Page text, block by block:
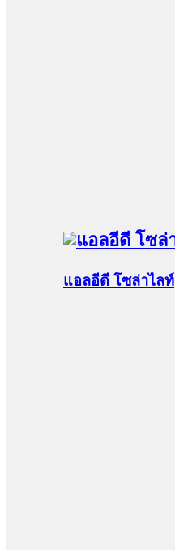
แอลอีดี โซล่าไลท์